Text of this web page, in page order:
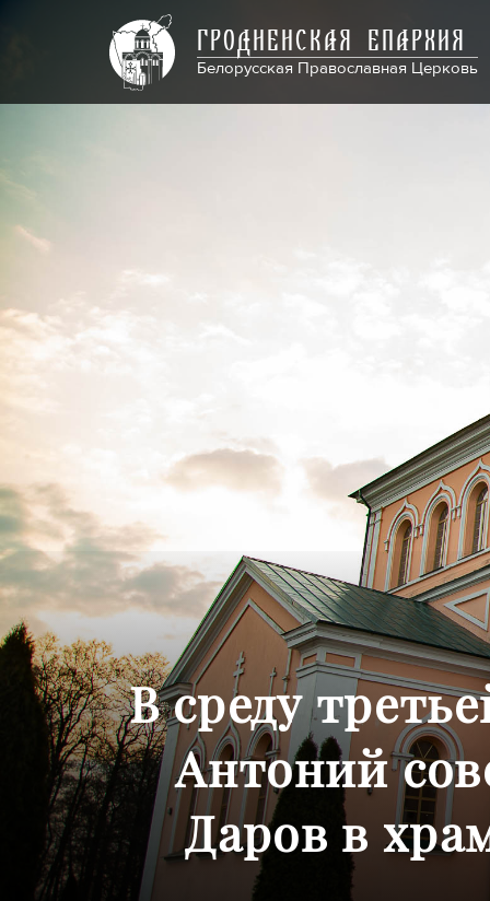
ГРОДНЕНСКАЯ ЕПАРХИЯ
Белорусская Православная Церковь
В среду
Антоний
Даров в